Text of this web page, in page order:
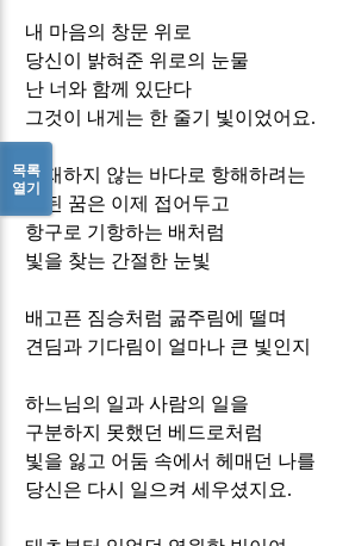
내 마음의 창문 위로
당신이 밝혀준 위로의 눈물
난 너와 함께 있단다
그것이 내게는 한 줄기 빛이었어요.
존재하지 않는 바다로 항해하려는
헛된 꿈은 이제 접어두고
항구로 기항하는 배처럼
빛을 찾는 간절한 눈빛
배고픈 짐승처럼 굶주림에 떨며
견딤과 기다림이 얼마나 큰 빛인지
하느님의 일과 사람의 일을
구분하지 못했던 베드로처럼
빛을 잃고 어둠 속에서 헤매던 나를
당신은 다시 일으켜 세우셨지요.
목록
열기